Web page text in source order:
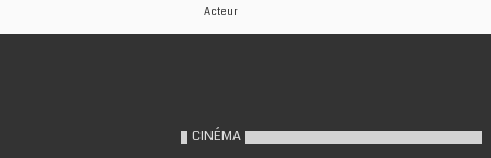
Acteur
CINÉMA